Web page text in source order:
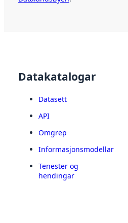
Datakatalogar
Datasett
API
Omgrep
Informasjonsmodellar
Tenester og
hendingar